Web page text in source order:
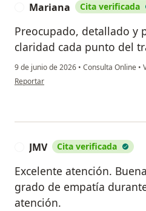
Mariana Cita verificada
Preocupado, detallado y
claridad cada punto del
9 de junio de 2026 • Consulta Online •
en opinión del usuario Mariana
Reportar
JMV Cita verificada
Excelente atención.
grado de empatía
atención.